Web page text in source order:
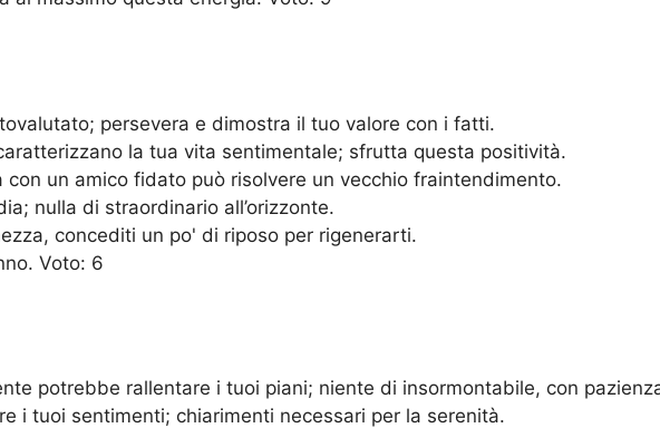
persevera e dimostra il tuo valore con i fatti.
la tua vita sentimentale; sfrutta questa positività.
con un amico fidato può risolvere un vecchio fraintendimento.
nulla di straordinario all’orizzonte.
concediti un po' di riposo per rigenerarti.
Voto: 6
potrebbe rallentare i tuoi piani; niente di insormontabile, con
i tuoi sentimenti; chiarimenti necessari per la serenità.